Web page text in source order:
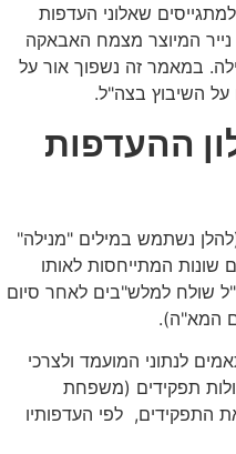
שאלוני העדפות
המיוצר מצמח האבאקה
במאמר זה נשפוך אור על
על השיבוץ בצה"ל.
ההעדפות
נשתמש במילים "מנילה"
שונות המתייחסות לאותו
שולח למלש"בים לאחר סיום
המא"ה).
לנתוני המועמד ולצרכי
תפקידים (משפחת
התפקידים, לפי העדפותיו